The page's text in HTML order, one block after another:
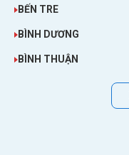
BẾN TRE
BÌNH DƯƠNG
BÌNH THUẬN